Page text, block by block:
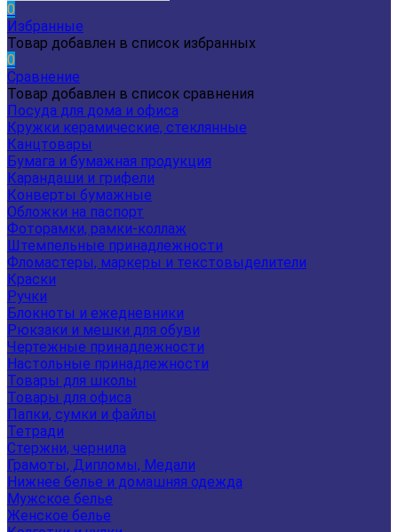
0
Избранные
Товар добавлен в список избранных
0
Сравнение
Товар добавлен в список сравнения
Посуда для дома и офиса
Кружки керамические, стеклянные
Канцтовары
Бумага и бумажная продукция
Карандаши и грифели
Конверты бумажные
Обложки на паспорт
Фоторамки, рамки-коллаж
Штемпельные принадлежности
Фломастеры, маркеры и текстовыделители
Краски
Ручки
Блокноты и ежедневники
Рюкзаки и мешки для обуви
Чертежные принадлежности
Настольные принадлежности
Товары для школы
Товары для офиса
Папки, сумки и файлы
Тетради
Стержни, чернила
Грамоты, Дипломы, Медали
Нижнее белье и домашняя одежда
Мужское белье
Женское белье